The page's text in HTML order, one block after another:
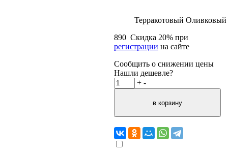
Терракотовый Оливковый
890 Скидка 20% при
регистрации на сайте
Сообщить о снижении цены
Нашли дешевле?
+ -